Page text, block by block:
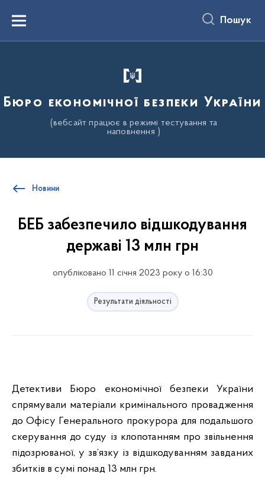
вмістуMenu Пошук
Бюро економічної безпеки України
(вебсайт працює в режимі тестування та
наповнення )
Новини
БЕБ забезпечило відшкодування
державі 13 млн грн
опубліковано 11 січня 2023 року о 16:30
Результати діяльності
Детективи Бюро економічної безпеки України
спрямували матеріали кримінального провадження
до Офісу Генерального прокурора для подальшого
скерування до суду із клопотанням про звільнення
підозрюваної, у зв’язку із відшкодуванням завданих
збитків в сумі понад 13 млн грн.